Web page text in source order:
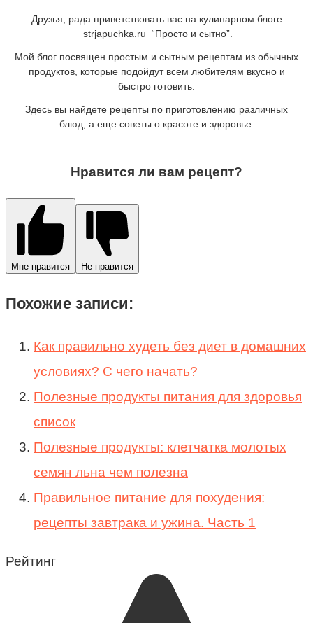
Друзья, рада приветствовать вас на кулинарном блоге
strjapuchka.ru “Просто и сытно”.
Мой блог посвящен простым и сытным рецептам из обычных
продуктов, которые подойдут всем любителям вкусно и
быстро готовить.
Здесь вы найдете рецепты по приготовлению различных
блюд, а еще советы о красоте и здоровье.
Нравится ли вам рецепт?
Мне нравится Не нравится
Похожие записи:
Как правильно худеть без диет в домашних
условиях? С чего начать?
Полезные продукты питания для здоровья
список
Полезные продукты: клетчатка молотых
семян льна чем полезна
Правильное питание для похудения:
рецепты завтрака и ужина. Часть 1
Рейтинг